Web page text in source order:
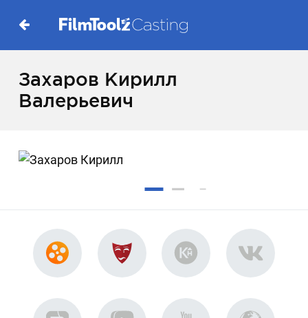
Захаров Кирилл
Валерьевич